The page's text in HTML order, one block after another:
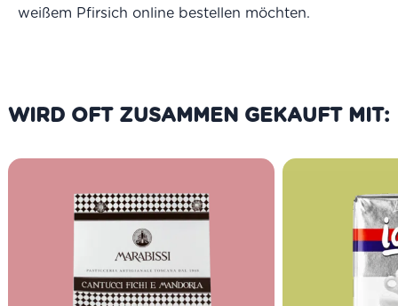
weißem Pfirsich online bestellen möchten.
WIRD OFT ZUSAMMEN GEKAUFT MIT: